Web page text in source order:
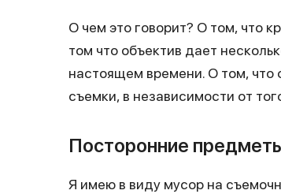
О чем это говорит? О том, что
том что объектив дает
настоящем времени. О том, что
съемки, в независимости от
Посторонние
Я имею в виду мусор на